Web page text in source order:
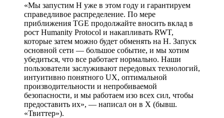
«Мы запустим H уже в этом году и гарантируем
справедливое распределение. По мере
приближения TGE продолжайте вносить вклад в
рост Humanity Protocol и накапливать RWT,
которые затем можно будет обменять на H. Запуск
основной сети — большое событие, и мы хотим
убедиться, что все работает нормально. Наши
пользователи заслуживают передовых технологий,
интуитивно понятного UX, оптимальной
производительности и непробиваемой
безопасности, и мы работаем изо всех сил, чтобы
предоставить их», — написал он в X (бывш.
«Твиттер»).